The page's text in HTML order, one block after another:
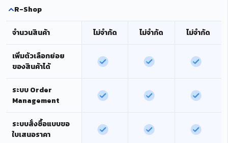
R-Shop
จำนวนสินค้า ไม่จำกัด ไม่จำกัด ไม่จำกัด
เพิ่มตัวเลือกย่อย
ของสินค้าได้
ระบบ Order
Management
ระบบสั่งซื้อแบบขอ
ใบเสนอราคา